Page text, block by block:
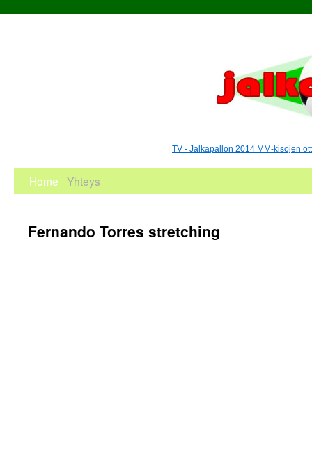
TV - Jalkapallon 2014 MM-kisojen
Home Yhteys
Fernando Torres stretching